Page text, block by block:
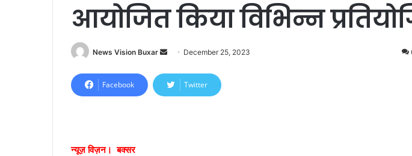
आयोजित किया विभिन्न
News Vision Buxar
n
d
December 25, 2023
Facebook Twitter
न्यूज़ विज़न। बक्सर